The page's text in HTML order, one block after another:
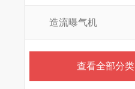
造流曝气机
查看全部分类